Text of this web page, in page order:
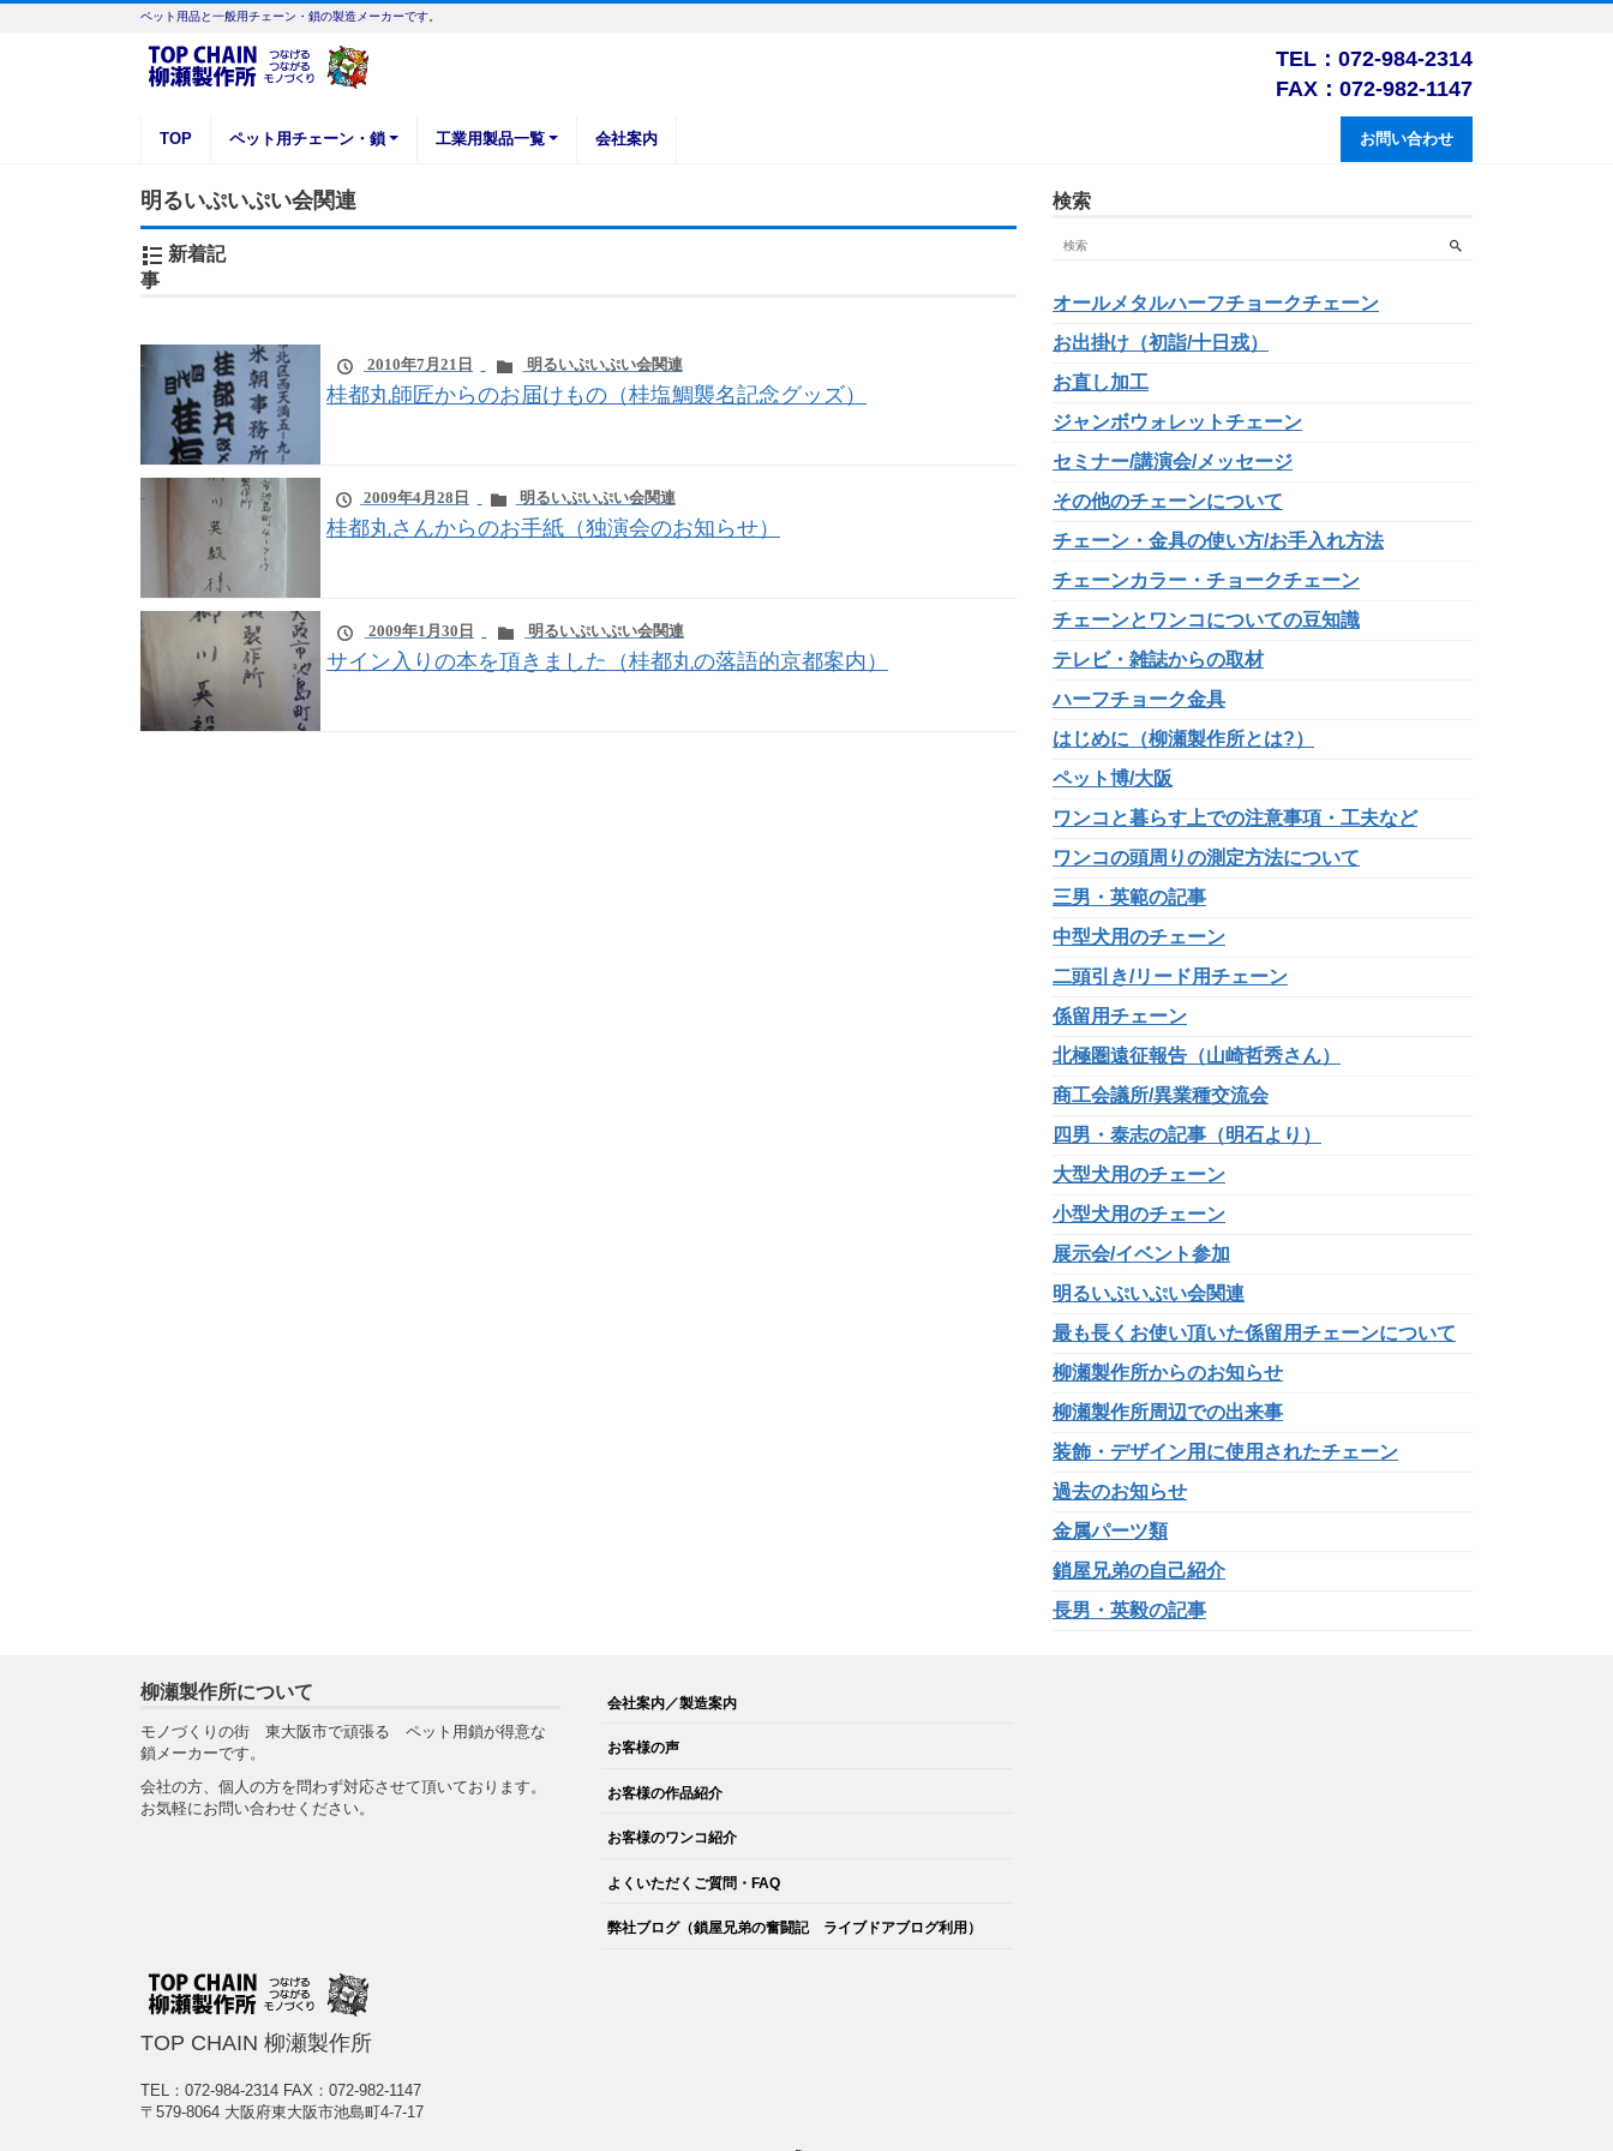
ペット用品と一般用チェーン・鎖の製造メーカーです。
TEL：072-984-2314
FAX：072-982-1147
TOP ペット用チェーン・鎖 工業用製品一覧 会社案内 お問い合わせ
明るいぷいぷい会関連
新着記
事
2010年7月21日 明るいぷいぷい会関連
桂都丸師匠からのお届けもの（桂塩鯛襲名記念グッズ）
2009年4月28日 明るいぷいぷい会関連
桂都丸さんからのお手紙（独演会のお知らせ）
2009年1月30日 明るいぷいぷい会関連
サイン入りの本を頂きました（桂都丸の落語的京都案内）
検索
オールメタルハーフチョークチェーン
お出掛け（初詣/十日戎）
お直し加工
ジャンボウォレットチェーン
セミナー/講演会/メッセージ
その他のチェーンについて
チェーン・金具の使い方/お手入れ方法
チェーンカラー・チョークチェーン
チェーンとワンコについての豆知識
テレビ・雑誌からの取材
ハーフチョーク金具
はじめに（柳瀬製作所とは?）
ペット博/大阪
ワンコと暮らす上での注意事項・工夫など
ワンコの頭周りの測定方法について
三男・英範の記事
中型犬用のチェーン
二頭引き/リード用チェーン
係留用チェーン
北極圏遠征報告（山崎哲秀さん）
商工会議所/異業種交流会
四男・泰志の記事（明石より）
大型犬用のチェーン
小型犬用のチェーン
展示会/イベント参加
明るいぷいぷい会関連
最も長くお使い頂いた係留用チェーンについて
柳瀬製作所からのお知らせ
柳瀬製作所周辺での出来事
装飾・デザイン用に使用されたチェーン
過去のお知らせ
金属パーツ類
鎖屋兄弟の自己紹介
長男・英毅の記事
柳瀬製作所について
モノづくりの街 東大阪市で頑張る ペット用鎖が得意な
鎖メーカーです。
会社の方、個人の方を問わず対応させて頂いております。
お気軽にお問い合わせください。
会社案内／製造案内
お客様の声
お客様の作品紹介
お客様のワンコ紹介
よくいただくご質問・FAQ
弊社ブログ（鎖屋兄弟の奮闘記 ライブドアブログ利用）
TOP CHAIN 柳瀬製作所
TEL：072-984-2314 FAX：072-982-1147
〒579-8064 大阪府東大阪市池島町4-7-17